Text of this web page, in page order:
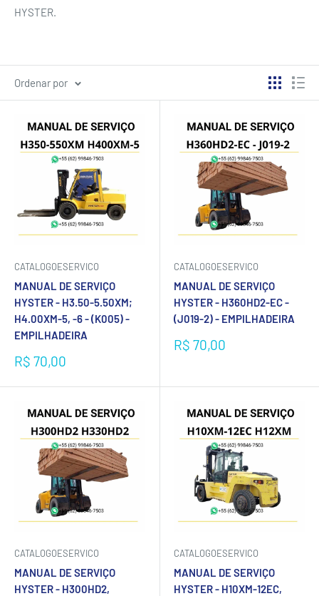
HYSTER.
Ordenar por
CATALOGOESERVICO
MANUAL DE SERVIÇO
HYSTER - H3.50-5.50XM;
H4.00XM-5, -6 - (K005) -
EMPILHADEIRA
Preço
promocional
R$ 70,00
CATALOGOESERVICO
MANUAL DE SERVIÇO
HYSTER - H360HD2-EC -
(J019-2) - EMPILHADEIRA
Preço
promocional
R$ 70,00
CATALOGOESERVICO
MANUAL DE SERVIÇO
HYSTER - H300HD2,
CATALOGOESERVICO
MANUAL DE SERVIÇO
HYSTER - H10XM-12EC,